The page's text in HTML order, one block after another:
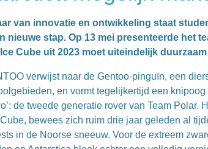
van innovatie en ontwikkeling staat
nieuwe stap. Op 13 mei presenteerde het
Cube uit 2023 moet uiteindelijk
verwijst naar de Gentoo-pinguïn, een
en vormt tegelijkertijd een knipoog
de tweede generatie rover van Team Polar.
bewees zich ruim drie jaar geleden al
in de Noorse sneeuw. Voor de extreem